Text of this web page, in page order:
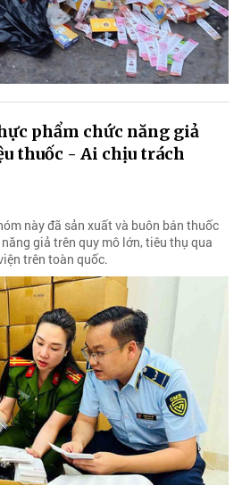
phẩm chức năng giả
thuốc - Ai chịu trách
này đã sản xuất và buôn bán thuốc
giả trên quy mô lớn, tiêu thụ qua
trên toàn quốc.